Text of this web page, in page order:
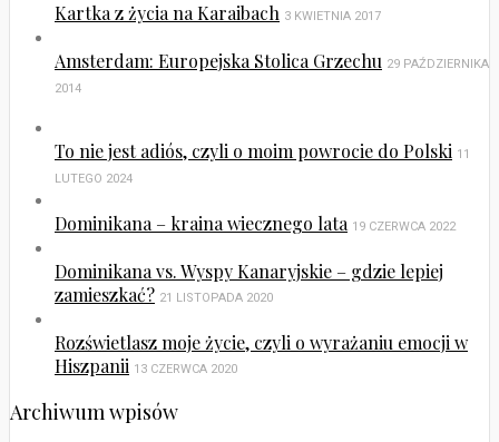
Kartka z życia na Karaibach 3 KWIETNIA 2017
Amsterdam: Europejska Stolica Grzechu 29 PAŹDZIERNIKA
2014
To nie jest adiós, czyli o moim powrocie do Polski 11
LUTEGO 2024
Dominikana – kraina wiecznego lata 19 CZERWCA 2022
Dominikana vs. Wyspy Kanaryjskie – gdzie lepiej
zamieszkać? 21 LISTOPADA 2020
Rozświetlasz moje życie, czyli o wyrażaniu emocji w
Hiszpanii 13 CZERWCA 2020
Archiwum wpisów